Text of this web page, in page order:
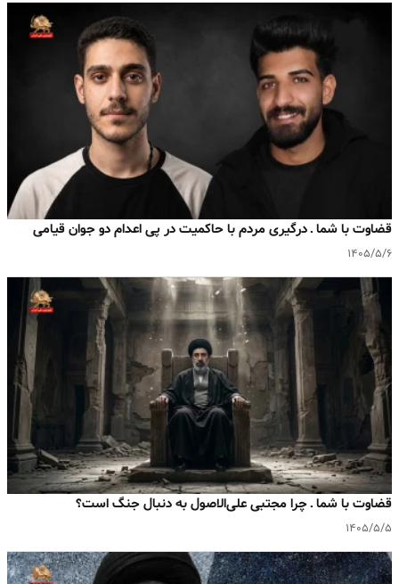
قضاوت با شما ـ درگیری مردم با حاکمیت در پی اعدام دو جوان قیامی
۱۴۰۵/۵/۶
قضاوت با شما ـ چرا مجتبی علی‌الاصول به دنبال جنگ است؟
۱۴۰۵/۵/۵